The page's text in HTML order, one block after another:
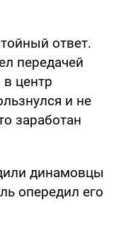
ответ.
передачей
в центр
и не
заработан
динамовцы
опередил его